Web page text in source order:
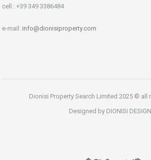
cell.: +39 349 3386484
e-mail: info@dionisiproperty.com
Dionisi Property Search Limited 2025 © all
Designed by DIONISI DESIGN